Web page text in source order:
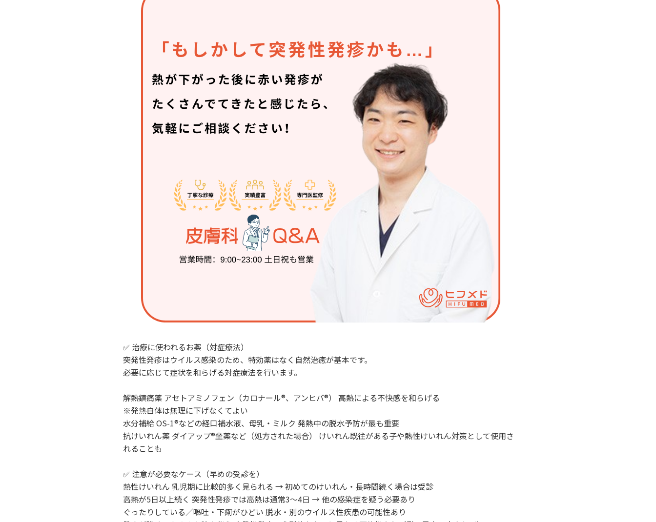
✅ 治療に使われるお薬（対症療法）
突発性発疹はウイルス感染のため、特効薬はなく自然治癒が基本です。
必要に応じて症状を和らげる対症療法を行います。
解熱鎮痛薬 アセトアミノフェン（カロナール®、アンヒバ®） 高熱による不快感を和らげる
※発熱自体は無理に下げなくてよい
水分補給 OS-1®などの経口補水液、母乳・ミルク 発熱中の脱水予防が最も重要
抗けいれん薬 ダイアップ®坐薬など（処方された場合） けいれん既往がある子や熱性けいれん対策として使用さ
れることも
✅ 注意が必要なケース（早めの受診を）
熱性けいれん 乳児期に比較的多く見られる → 初めてのけいれん・長時間続く場合は受診
高熱が5日以上続く 突発性発疹では高熱は通常3～4日 → 他の感染症を疑う必要あり
ぐったりしている／嘔吐・下痢がひどい 脱水・別のウイルス性疾患の可能性あり